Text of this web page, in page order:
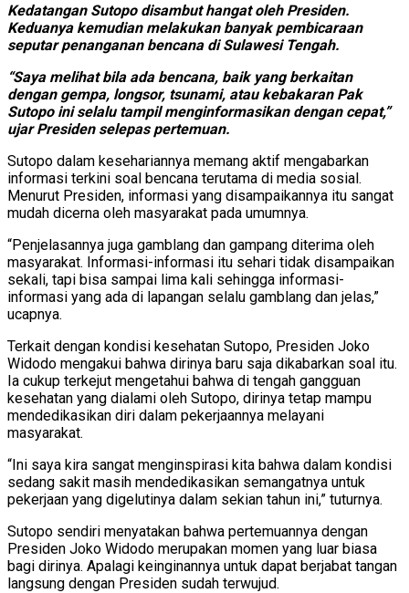
Kedatangan Sutopo disambut hangat oleh Presiden.
Keduanya kemudian melakukan banyak pembicaraan
seputar penanganan bencana di Sulawesi Tengah.
“Saya melihat bila ada bencana, baik yang berkaitan
dengan gempa, longsor, tsunami, atau kebakaran Pak
Sutopo ini selalu tampil menginformasikan dengan cepat,”
ujar Presiden selepas pertemuan.
Sutopo dalam kesehariannya memang aktif mengabarkan
informasi terkini soal bencana terutama di media sosial.
Menurut Presiden, informasi yang disampaikannya itu sangat
mudah dicerna oleh masyarakat pada umumnya.
“Penjelasannya juga gamblang dan gampang diterima oleh
masyarakat. Informasi-informasi itu sehari tidak disampaikan
sekali, tapi bisa sampai lima kali sehingga informasi-
informasi yang ada di lapangan selalu gamblang dan jelas,”
ucapnya.
Terkait dengan kondisi kesehatan Sutopo, Presiden Joko
Widodo mengakui bahwa dirinya baru saja dikabarkan soal itu.
Ia cukup terkejut mengetahui bahwa di tengah gangguan
kesehatan yang dialami oleh Sutopo, dirinya tetap mampu
mendedikasikan diri dalam pekerjaannya melayani
masyarakat.
“Ini saya kira sangat menginspirasi kita bahwa dalam kondisi
sedang sakit masih mendedikasikan semangatnya untuk
pekerjaan yang digelutinya dalam sekian tahun ini,” tuturnya.
Sutopo sendiri menyatakan bahwa pertemuannya dengan
Presiden Joko Widodo merupakan momen yang luar biasa
bagi dirinya. Apalagi keinginannya untuk dapat berjabat tangan
langsung dengan Presiden sudah terwujud.